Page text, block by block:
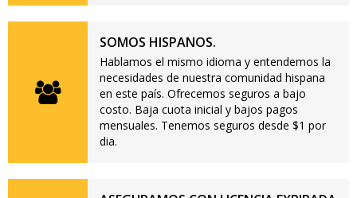
SOMOS HISPANOS.
Hablamos el mismo idioma y entendemos la
necesidades de nuestra comunidad hispana
en este país. Ofrecemos seguros a bajo
costo. Baja cuota inicial y bajos pagos
mensuales. Tenemos seguros desde $1 por
dia.